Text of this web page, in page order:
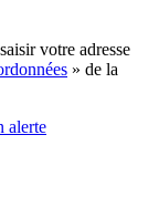
votre adresse
» de la
alerte